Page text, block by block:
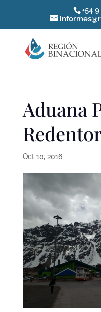
+54
Aduana
Oct 10, 2016